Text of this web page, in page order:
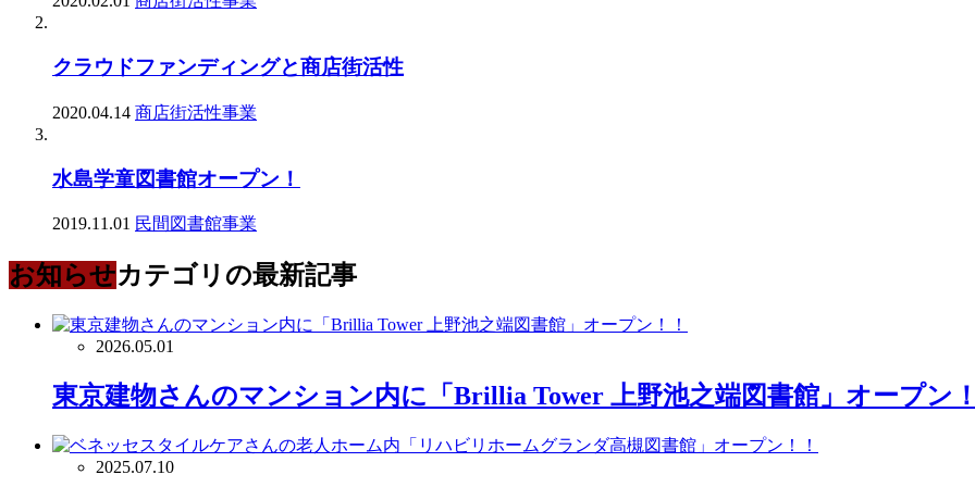
クラウドファンディングと商店街活性
2020.04.14 商店街活性事業
水島学童図書館オープン！
2019.11.01 民間図書館事業
お知らせカテゴリの最新記事
2026.05.01
東京建物さんのマンション内に「Brillia Tower 上野池之端図書館」オープン
2025.07.10